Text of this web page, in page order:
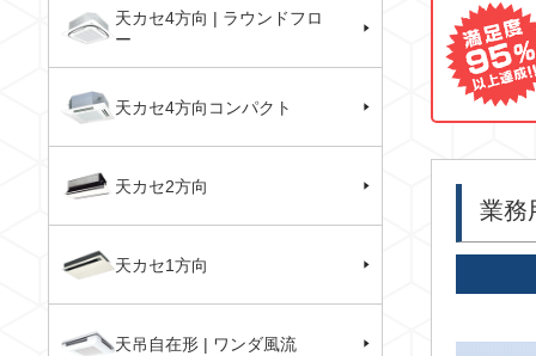
業務
天カセ4方向 | ラウンドフロ
ー
天カセ4方向コンパクト
天カセ2方向
天カセ1方向
天吊自在形 | ワンダ風流